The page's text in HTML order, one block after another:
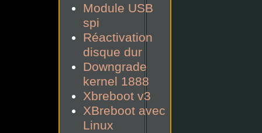
Module USB
spi
Réactivation
disque dur
Downgrade
kernel 1888
Xbreboot v3
XBreboot avec
Linux